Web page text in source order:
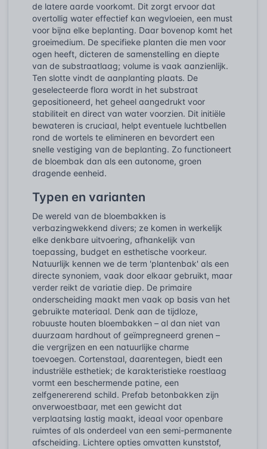
de latere aarde voorkomt. Dit zorgt ervoor dat
overtollig water effectief kan wegvloeien, een must
voor bijna elke beplanting. Daar bovenop komt het
groeimedium. De specifieke planten die men voor
ogen heeft, dicteren de samenstelling en diepte
van de substraatlaag; volume is vaak aanzienlijk.
Ten slotte vindt de aanplanting plaats. De
geselecteerde flora wordt in het substraat
gepositioneerd, het geheel aangedrukt voor
stabiliteit en direct van water voorzien. Dit initiële
bewateren is cruciaal, helpt eventuele luchtbellen
rond de wortels te elimineren en bevordert een
snelle vestiging van de beplanting. Zo functioneert
de bloembak dan als een autonome, groen
dragende eenheid.
Typen en varianten
De wereld van de bloembakken is
verbazingwekkend divers; ze komen in werkelijk
elke denkbare uitvoering, afhankelijk van
toepassing, budget en esthetische voorkeur.
Natuurlijk kennen we de term 'plantenbak' als een
directe synoniem, vaak door elkaar gebruikt, maar
verder reikt de variatie diep. De primaire
onderscheiding maakt men vaak op basis van het
gebruikte materiaal. Denk aan de tijdloze,
robuuste houten bloembakken – al dan niet van
duurzaam hardhout of geïmpregneerd grenen –
die vergrijzen en een natuurlijke charme
toevoegen. Cortenstaal, daarentegen, biedt een
industriële esthetiek; de karakteristieke roestlaag
vormt een beschermende patine, een
zelfgenererend schild. Prefab betonbakken zijn
onverwoestbaar, met een gewicht dat
verplaatsing lastig maakt, ideaal voor openbare
ruimtes of als onderdeel van een semi-permanente
afscheiding. Lichtere opties omvatten kunststof,